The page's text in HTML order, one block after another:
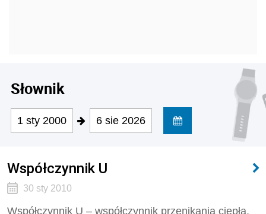
Słownik
1 sty 2000 6 sie 2026
Współczynnik U
30 sty 2010
Współczynnik U – współczynnik przenikania ciepła,